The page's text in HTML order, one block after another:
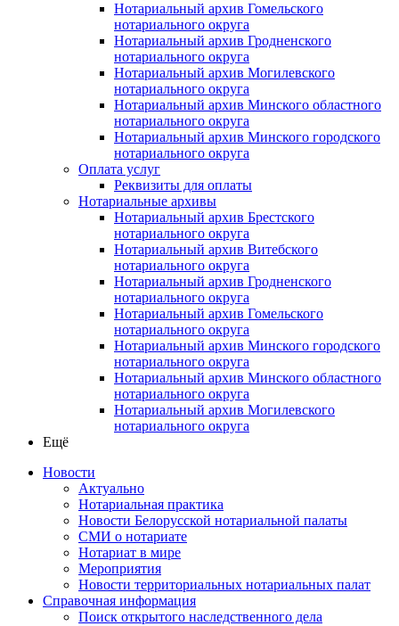
Нотариальный архив Гомельского
нотариального округа
Нотариальный архив Гродненского
нотариального округа
Нотариальный архив Могилевского
нотариального округа
Нотариальный архив Минского областного
нотариального округа
Нотариальный архив Минского городского
нотариального округа
Оплата услуг
Реквизиты для оплаты
Нотариальные архивы
Нотариальный архив Брестского
нотариального округа
Нотариальный архив Витебского
нотариального округа
Нотариальный архив Гродненского
нотариального округа
Нотариальный архив Гомельского
нотариального округа
Нотариальный архив Минского городского
нотариального округа
Нотариальный архив Минского областного
нотариального округа
Нотариальный архив Могилевского
нотариального округа
Ещё
Новости
Актуально
Нотариальная практика
Новости Белорусской нотариальной палаты
СМИ о нотариате
Нотариат в мире
Мероприятия
Новости территориальных нотариальных палат
Справочная информация
Поиск открытого наследственного дела